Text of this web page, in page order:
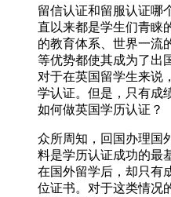
留信认证和留服认证哪
直以来都是学生们青睐
的教育体系、世界一流
等优势都使其成为了出
对于在英国留学生来说
学认证。但是，只有成
如何做英国学历认证？
众所周知，回国办理国
料是学历认证成功的最
在国外留学后，却只有
位证书。对于这类情况